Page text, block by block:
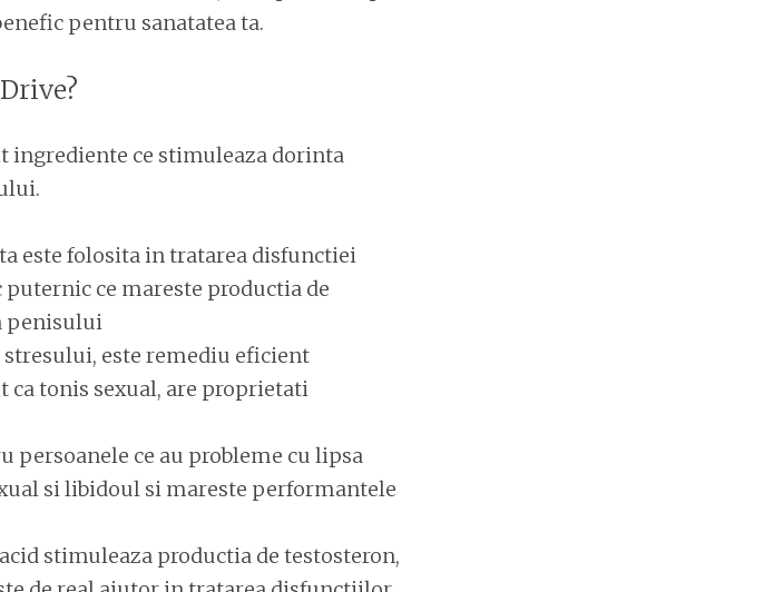
pentru sanatatea ta.
ingrediente ce stimuleaza dorinta
este folosita in tratarea disfunctiei
ce mareste productia de
penisului
este remediu eficient
tonis sexual, are proprietati
ce au probleme cu lipsa
si libidoul si mareste performantele
stimuleaza productia de testosteron,